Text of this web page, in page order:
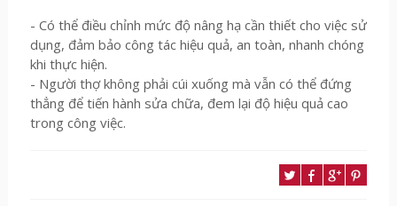
- Có thể điều chỉnh mức độ nâng hạ cần thiết cho việc sử
dụng, đảm bảo công tác hiệu quả, an toàn, nhanh chóng
khi thực hiện.
- Người thợ không phải cúi xuống mà vẫn có thể đứng
thẳng để tiến hành sửa chữa, đem lại độ hiệu quả cao
trong công việc.